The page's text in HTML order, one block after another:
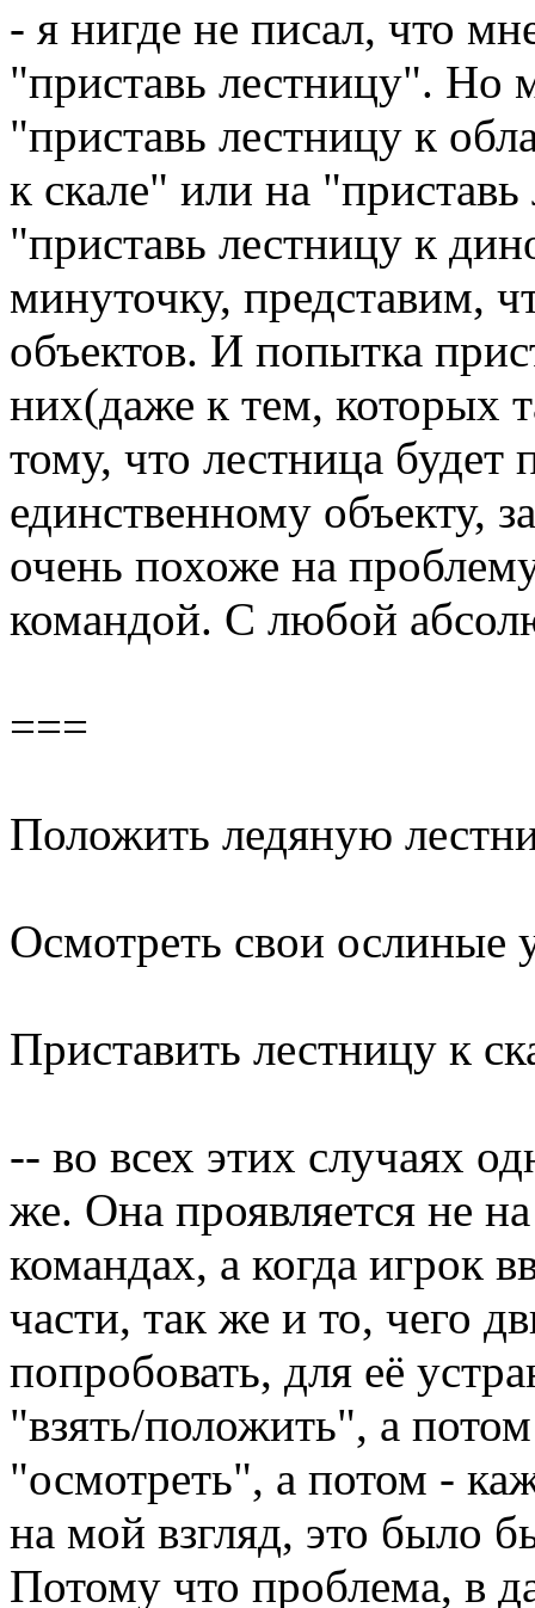
- я нигде не писал, что
"приставь лестницу". Но
"приставь лестницу к
к скале" или на
"приставь лестницу к
минуточку, представим,
объектов. И попытка
них(даже к тем, которых
тому, что лестница будет
единственному объекту,
очень похоже на
командой. С любой
===
Положить ледяную
Осмотреть свои ослиные
Приставить лестницу к
-- во всех этих случаях
же. Она проявляется не
командах, а когда игрок
части, так же и то, чего
попробовать, для её
"взять/положить", а
"осмотреть", а потом -
на мой взгляд, это было
Потому что проблема, в